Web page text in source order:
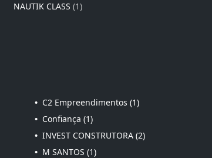
NAUTIK CLASS (1)
• C2 Empreendimentos (1)
• Confiança (1)
• INVEST CONSTRUTORA (2)
• M SANTOS (1)